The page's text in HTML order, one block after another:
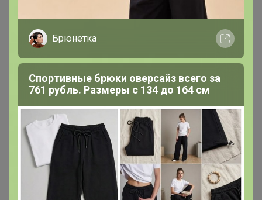
Информация о заказах доступна
лишь членам клуба
Брюнетка
Спортивные брюки оверсайз всего за
761 рубль. Размеры с 134 до 164 см